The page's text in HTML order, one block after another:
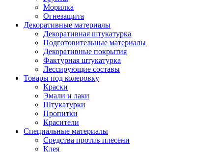
Морилка
Огнезащита
Декоративные материалы
Декоративная штукатурка
Подготовительные материалы
Декоративные покрытия
Фактурная штукатурка
Лессирующие составы
Товары под колеровку
Краски
Эмали и лаки
Штукатурки
Пропитки
Красители
Специальные материалы
Средства против плесени
Клея